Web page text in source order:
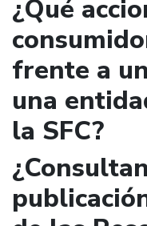
¿Qué
frente a
una
la SFC?